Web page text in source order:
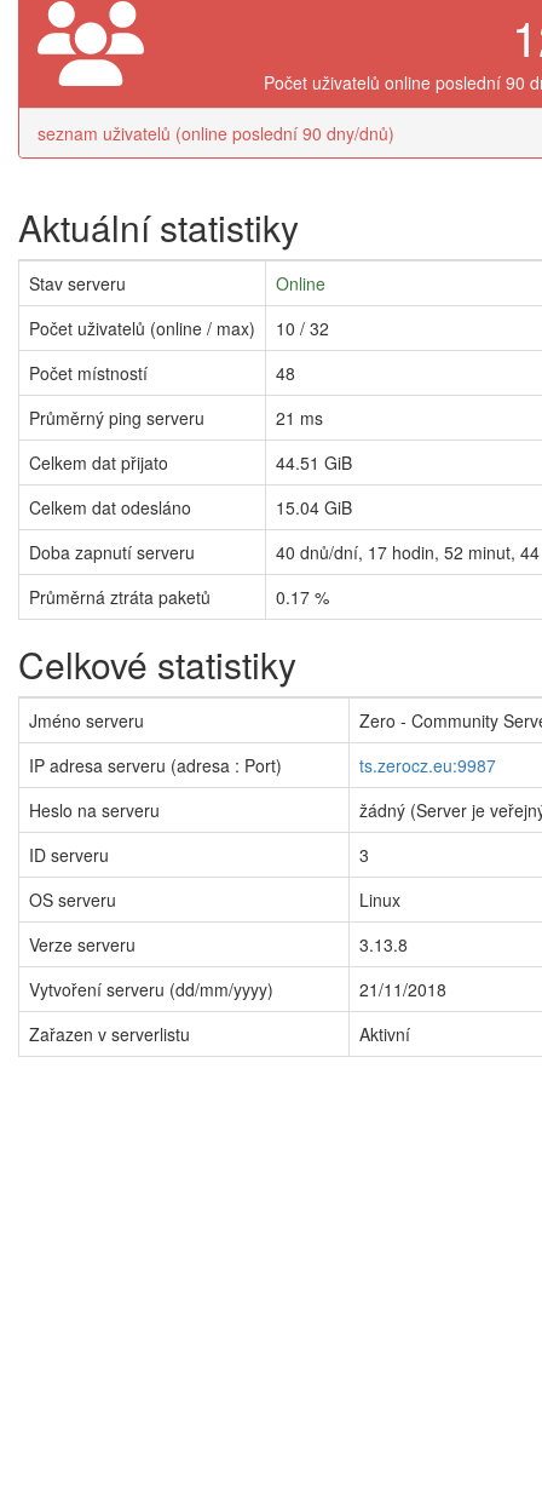
Počet uživatelů online poslední 90
seznam uživatelů (online poslední 90 dny/dnů)
Aktuální statistiky
Stav serveru
Online
Počet uživatelů (online / max)
10 / 32
Počet místností
48
Průměrný ping serveru
21 ms
Celkem dat přijato
44.51 GiB
Celkem dat odesláno
15.04 GiB
Doba zapnutí serveru
40 dnů/dní, 17 hodin, 52 minut, 44
Průměrná ztráta paketů
0.17 %
Celkové statistiky
Jméno serveru
Zero - Community
IP adresa serveru (adresa : Port)
ts.zerocz.eu:9987
Heslo na serveru
žádný (Server je
ID serveru
3
OS serveru
Linux
Verze serveru
3.13.8
Vytvoření serveru (dd/mm/yyyy)
21/11/2018
Zařazen v serverlistu
Aktivní